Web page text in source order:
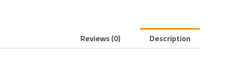
Description
Reviews (0)